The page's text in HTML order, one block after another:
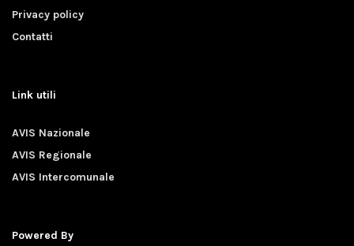
Privacy policy
Contatti
Link utili
AVIS Nazionale
AVIS Regionale
AVIS Intercomunale
Powered By